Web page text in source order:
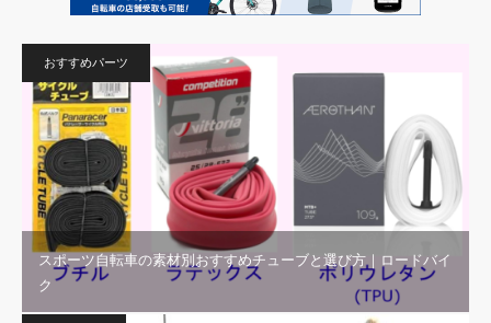
おすすめパーツ
スポーツ自転車の素材別おすすめチューブと選び方｜ロードバイ
ク